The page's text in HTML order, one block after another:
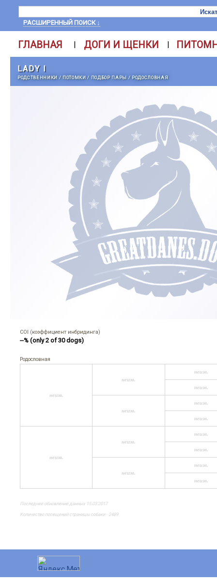
РАСШИРЕННЫЙ ПОИСК ↓
ГЛАВНАЯ | ДОГИ И ЩЕНКИ |
LADY I
РОДСТВЕННИКИ / ПОТОМКИ/ ПОДБОР ПАРЫ / РОДОСЛОВНАЯ
COI (коэффициент инбридинга)
--% (only 2 of 30 dogs)
Родословная
неизв.
неизв.
неизв.
неизв.
неизв.
неизв.
неизв.
неизв.
неизв.
неизв.
неизв.
неизв.
неизв.
неизв.
Последнее обновление данных 15.03.2017
Количество посещений страницы собаки - 2489